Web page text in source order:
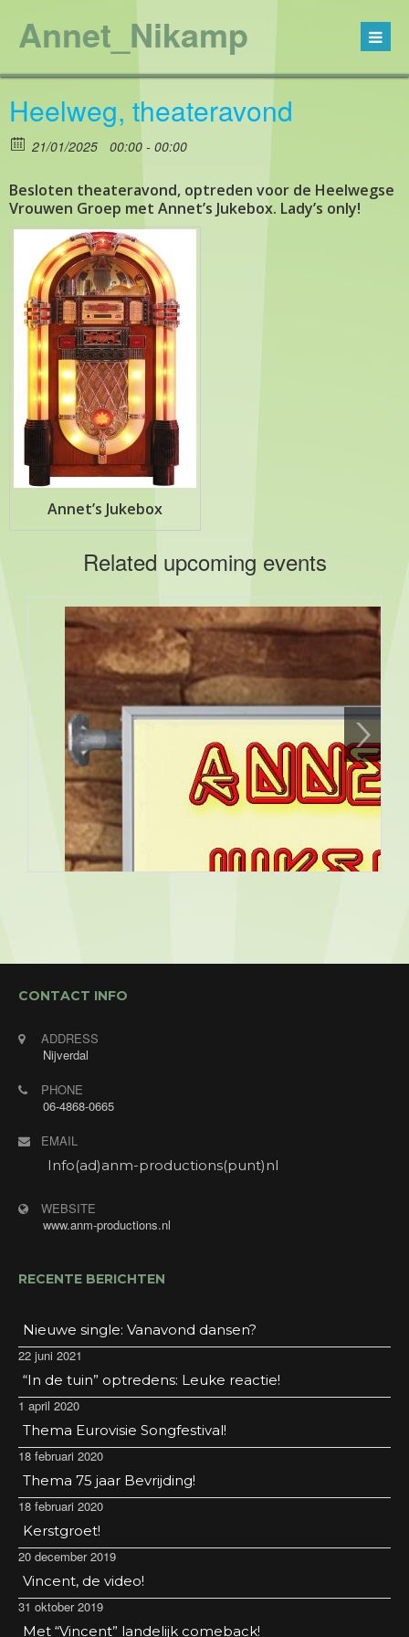
Annet_Nikamp
Heelweg, theateravond
21/01/2025 00:00 - 00:00
Besloten theateravond, optreden voor de Heelwegse
Vrouwen Groep met Annet’s Jukebox. Lady’s only!
Annet’s Jukebox
Related upcoming events
CONTACT INFO
ADDRESS
Nijverdal
PHONE
06-4868-0665
EMAIL
Info(ad)anm-productions(punt)nl
WEBSITE
www.anm-productions.nl
RECENTE BERICHTEN
Nieuwe single: Vanavond dansen?
22 juni 2021
“In de tuin” optredens: Leuke reactie!
1 april 2020
Thema Eurovisie Songfestival!
18 februari 2020
Thema 75 jaar Bevrijding!
18 februari 2020
Kerstgroet!
20 december 2019
Vincent, de video!
31 oktober 2019
Met “Vincent” landelijk comeback!